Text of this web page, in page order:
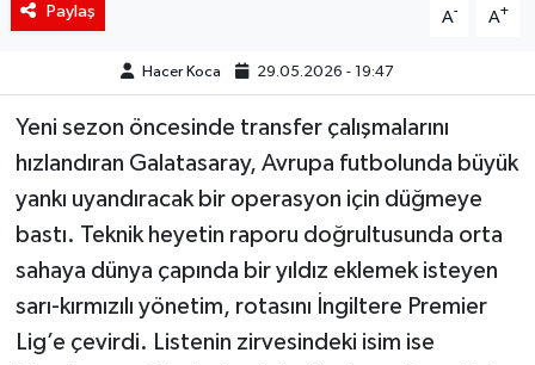
Paylaş A- A+
Hacer Koca 29.05.2026 - 19:47
Yeni sezon öncesinde transfer çalışmalarını
hızlandıran Galatasaray, Avrupa futbolunda büyük
yankı uyandıracak bir operasyon için düğmeye
bastı. Teknik heyetin raporu doğrultusunda orta
sahaya dünya çapında bir yıldız eklemek isteyen
sarı-kırmızılı yönetim, rotasını İngiltere Premier
Lig’e çevirdi. Listenin zirvesindeki isim ise